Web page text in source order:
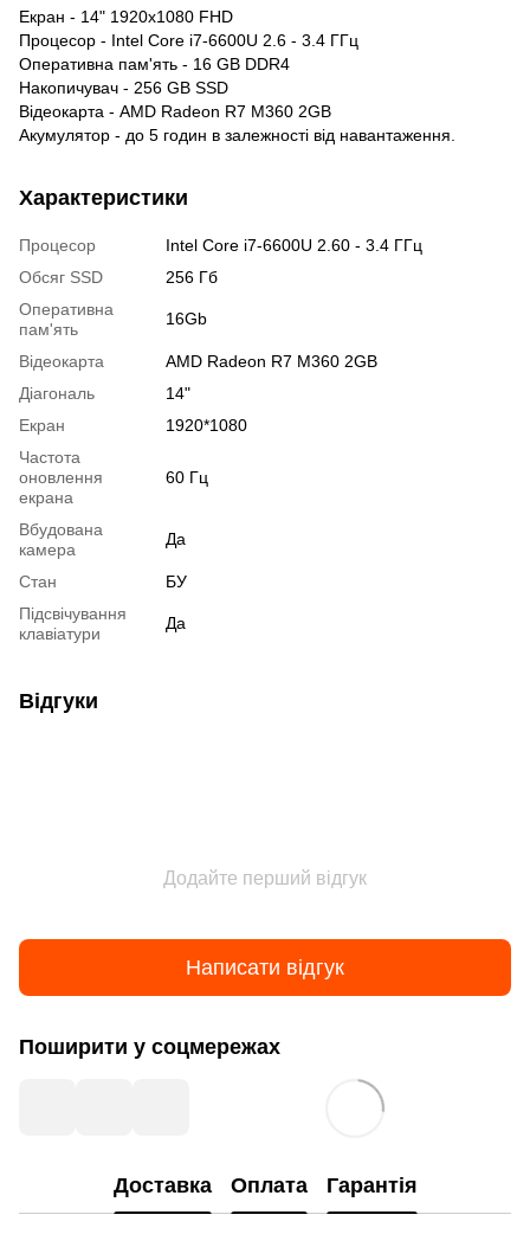
Екран - 14" 1920x1080 FHD
Процесор - Intel Core i7-6600U 2.6 - 3.4 ГГц
Оперативна пам'ять - 16 GB DDR4
Накопичувач - 256 GB SSD
Відеокарта - AMD Radeon R7 M360 2GB
Акумулятор - до 5 годин в залежності від навантаження.
Характеристики
Процесор
Intel Core i7-6600U 2.60 - 3.4 ГГц
Обсяг SSD
256 Гб
Оперативна
пам'ять
16Gb
Відеокарта
AMD Radeon R7 M360 2GB
Діагональ
14"
Екран
1920*1080
Частота
оновлення
екрана
60 Гц
Вбудована
камера
Да
Стан
БУ
Підсвічування
клавіатури
Да
Відгуки
Додайте перший відгук
Написати відгук
Поширити у соцмережах
Доставка Оплата Гарантія